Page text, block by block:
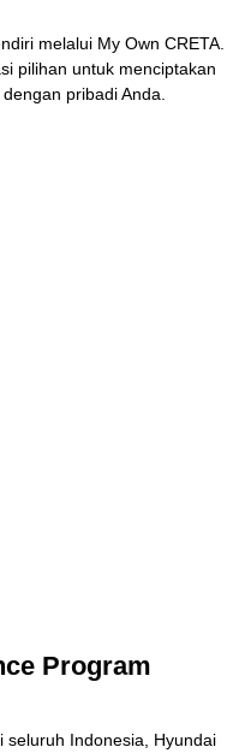
melalui My Own CRETA.
pilihan untuk menciptakan
pribadi Anda.
Program
seluruh Indonesia, Hyundai